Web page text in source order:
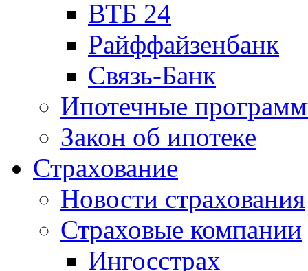
ВТБ 24
Райффайзенбанк
Связь-Банк
Ипотечные
Закон об ипотеке
Страхование
Новости страхования
Страховые компании
Ингосстрах